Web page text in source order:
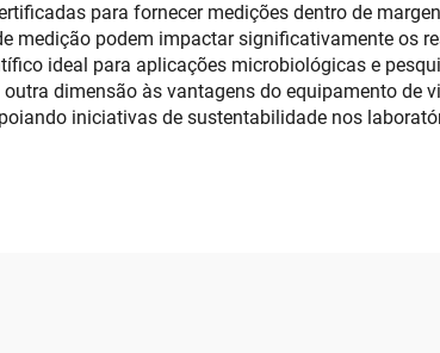
para fornecer medições dentro de
medição podem impactar significativamente os
ideal para aplicações microbiológicas e
dimensão às vantagens do equipamento de
iniciativas de sustentabilidade nos